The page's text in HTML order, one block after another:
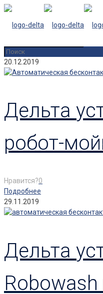
20.12.2019
Дельта
робот-
Нравится?0
Подробнее
29.11.2019
Дельта